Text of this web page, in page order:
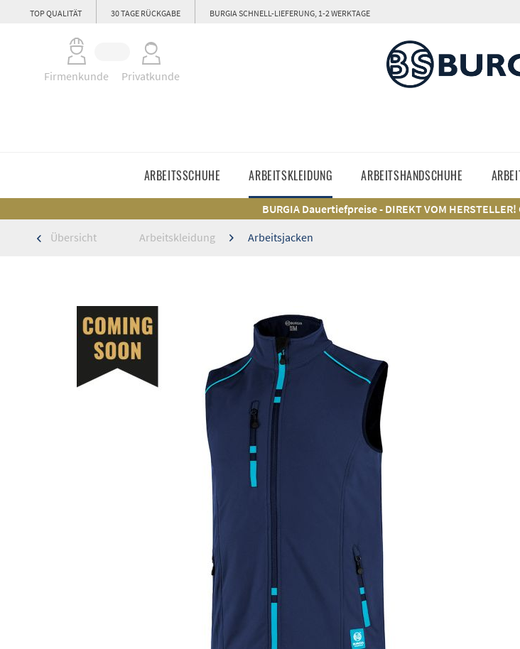
TOP QUALITÄT 30 TAGE RÜCKGABE BURGIA SCHNELL-LIEFERUNG, 1-2 WERKTAGE
Firmenkunde Privatkunde
ARBEITSSCHUHE ARBEITSKLEIDUNG ARBEITSHANDSCHUHE
BURGIA Dauertiefpreise - DIREKT VOM HERSTELLER!
Übersicht
Arbeitskleidung Arbeitsjacken